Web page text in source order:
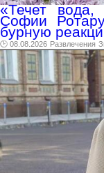
«Течет
Софии
бурную
🕑 08.08.2026 Развлечения